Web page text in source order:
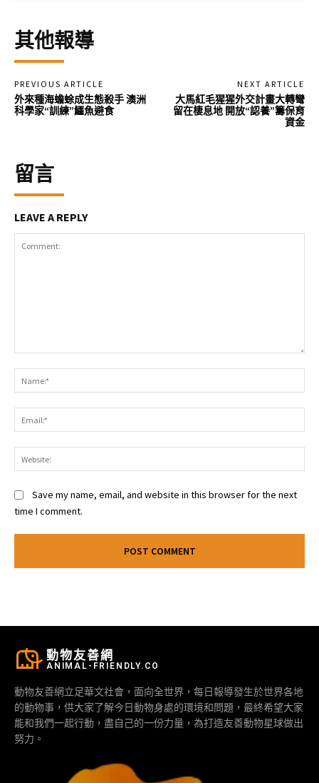
其他報導
PREVIOUS ARTICLE
外來種海蟾蜍成生態殺手 澳洲
科學家“訓練”鱷魚避食
NEXT ARTICLE
大馬紅毛猩猩外交計畫大轉彎
留在棲息地 開放“認養”籌保育
資金
留言
LEAVE A REPLY
Save my name, email, and website in this browser for the next
time I comment.
動物友善網
ANIMAL-FRIENDLY.CO
動物友善網立足華文社會，面向全世界，每日報導發生於世界各地
的動物事，供大家了解今日動物身處的環境和問題，最終希望大家
能和我們一起行動，盡自己的一份力量，為打造友善動物星球做出
努力。